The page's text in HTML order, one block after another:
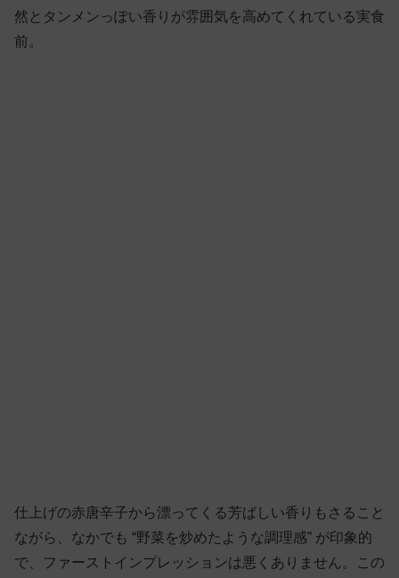
然とタンメンっぽい香りが雰囲気を高めてくれている実食
前。
仕上げの赤唐辛子から漂ってくる芳ばしい香りもさること
ながら、なかでも “野菜を炒めたような調理感” が印象的
で、ファーストインプレッションは悪くありません。この